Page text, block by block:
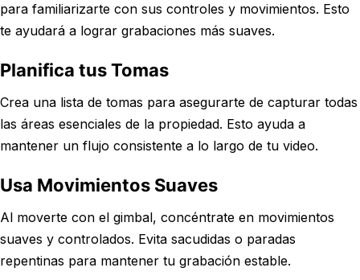
para familiarizarte con sus controles y movimientos. Esto
te ayudará a lograr grabaciones más suaves.
Planifica tus Tomas
Crea una lista de tomas para asegurarte de capturar todas
las áreas esenciales de la propiedad. Esto ayuda a
mantener un flujo consistente a lo largo de tu video.
Usa Movimientos Suaves
Al moverte con el gimbal, concéntrate en movimientos
suaves y controlados. Evita sacudidas o paradas
repentinas para mantener tu grabación estable.